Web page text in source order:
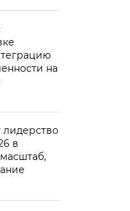
на
лидерство
в